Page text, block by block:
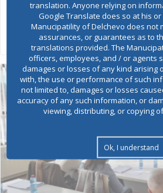
за 2024 година
translation. Anyone relying on
Google Translate does so at his
Manucipatility of Delchevo does not
assurances, or guarantees as to
translations provided. The
officers, employees, and / or agents
damages or losses of any kind arising
with, the use or performance of such
not limited to, damages or losses
accuracy of any such information, or
viewing, distributing, or copying
Ok, I understand